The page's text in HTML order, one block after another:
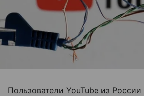
Пользователи YouTube из